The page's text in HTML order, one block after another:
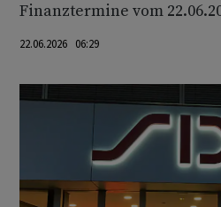
Finanztermine vom
22.06.2026 06:29